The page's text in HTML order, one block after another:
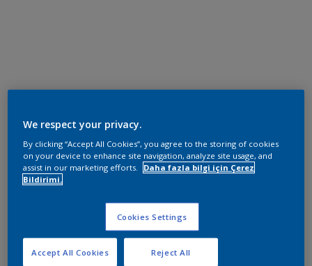
We respect your privacy.
By clicking “Accept All Cookies”, you agree to the storing of cookies
on your device to enhance site navigation, analyze site usage, and
assist in our marketing efforts.
Daha fazla bilgi için Çerez
Bildirimi.
Cookies Settings
Reject All
Accept All Cookies